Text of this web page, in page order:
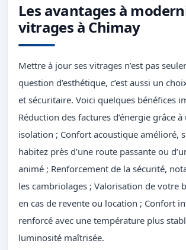
Les avantages à
vitrages à Chimay
Mettre à jour ses vitrages n’est pas
question d’esthétique, c’est aussi un
et sécuritaire. Voici quelques bénéfices
Réduction des factures d’énergie grâce
isolation ; Confort acoustique amélioré,
habitez près d’une route passante ou
animé ; Renforcement de la sécurité,
les cambriolages ; Valorisation de votre
en cas de revente ou location ; Confort
renforcé avec une température plus
luminosité maîtrisée.